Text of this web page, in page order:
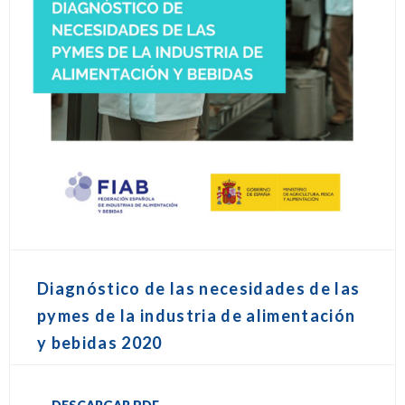
Diagnóstico de las necesidades de las
pymes de la industria de alimentación
y bebidas 2020